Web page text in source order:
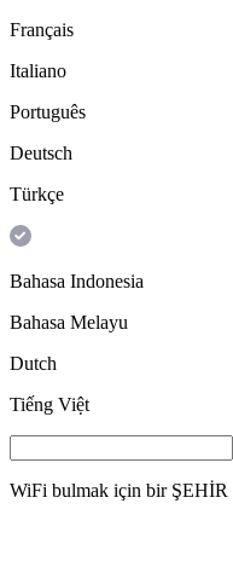
Français
Italiano
Português
Deutsch
Türkçe
Bahasa Indonesia
Bahasa Melayu
Dutch
Tiếng Việt
WiFi bulmak için bir ŞEHİR